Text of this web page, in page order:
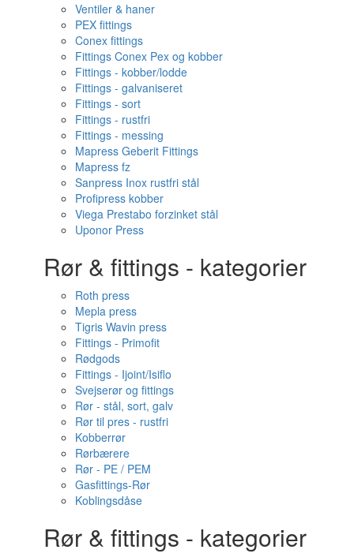
Ventiler & haner
PEX fittings
Conex fittings
Fittings Conex Pex og kobber
Fittings - kobber/lodde
Fittings - galvaniseret
Fittings - sort
Fittings - rustfri
Fittings - messing
Mapress Geberit Fittings
Mapress fz
Sanpress Inox rustfri stål
Profipress kobber
Viega Prestabo forzinket stål
Uponor Press
Rør & fittings - kategorier
Roth press
Mepla press
Tigris Wavin press
Fittings - Primofit
Rødgods
Fittings - Ijoint/Isiflo
Svejserør og fittings
Rør - stål, sort, galv
Rør til pres - rustfri
Kobberrør
Rørbærere
Rør - PE / PEM
Gasfittings-Rør
Koblingsdåse
Rør & fittings - kategorier